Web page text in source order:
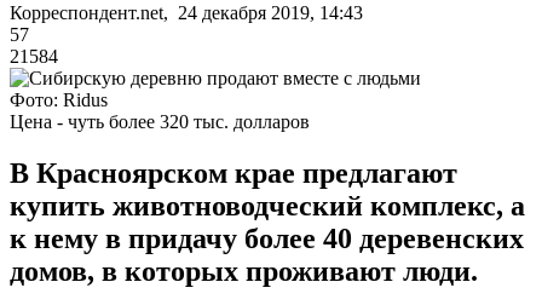
Корреспондент.net, 24 декабря 2019, 14:43
57
21584
Фото: Ridus
Цена - чуть более 320 тыс. долларов
В Красноярском крае предлагают
купить животноводческий комплекс, а
к нему в придачу более 40 деревенских
домов, в которых проживают люди.